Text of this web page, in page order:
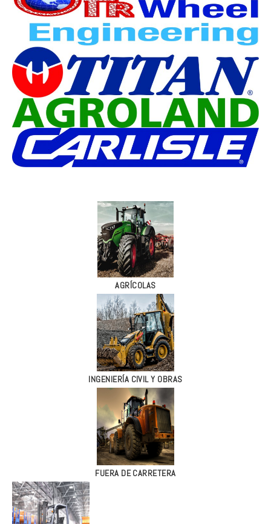
AGRÍCOLAS
INGENIERÍA CIVIL Y OBRAS
FUERA DE CARRETERA